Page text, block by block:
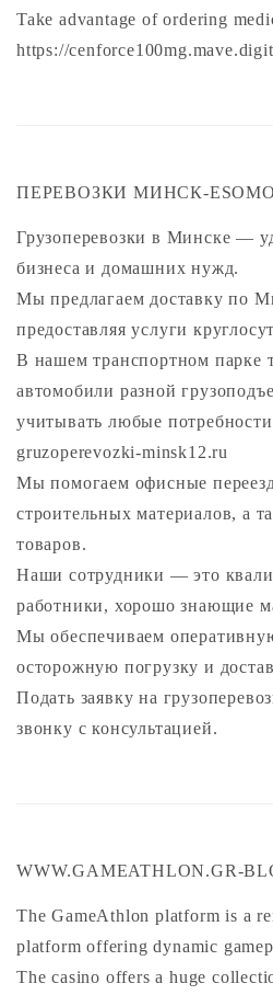
Take advantage of ordering
https://
ПЕРЕВОЗКИ МИНСК-ESOMO
Грузоперевозки в Минске —
бизнеса и домашних нужд.
Мы предлагаем доставку по
предоставляя услуги
В нашем транспортном парке
автомобили разной
учитывать любые
gruzoperevozki-minsk12.ru
Мы помогаем офисные
строительных материалов, а
товаров.
Наши сотрудники — это
работники, хорошо знающие
Мы обеспечиваем
осторожную погрузку и
Подать заявку на
звонку с консультацией.
WWW.GAMEATHLON.GR-
The GameAthlon platform is a
platform offering dynamic
The casino offers a huge